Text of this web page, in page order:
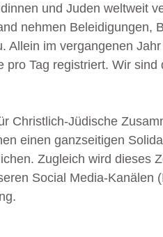
und Juden weltweit
nehmen Beleidigungen,
Allein im vergangenen
Tag registriert. Wir sind
Christlich-Jüdische
einen ganzseitigen
Zugleich wird dieses
Social Media-Kanälen